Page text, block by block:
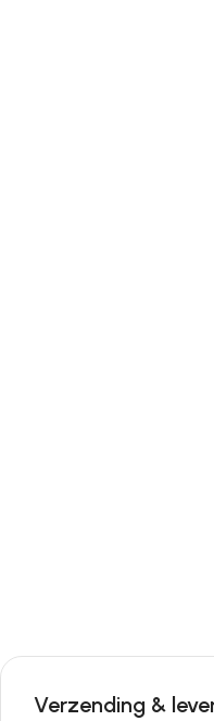
Verzending &